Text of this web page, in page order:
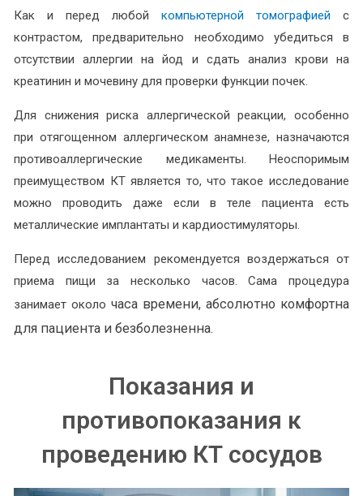
Как и перед любой компьютерной томографией с
контрастом, предварительно необходимо убедиться в
отсутствии аллергии на йод и сдать анализ крови на
креатинин и мочевину для проверки функции почек.
Для снижения риска аллергической реакции, особенно
при отягощенном аллергическом анамнезе, назначаются
противоаллергические медикаменты. Неоспоримым
преимуществом КТ является то, что такое исследование
можно проводить даже если в теле пациента есть
металлические имплантаты и кардиостимуляторы.
Перед исследованием рекомендуется воздержаться от
приема пищи за несколько часов. Сама процедура
занимает около часа времени, абсолютно комфортна
для пациента и безболезненна.
Показания и
противопоказания к
проведению КТ сосудов